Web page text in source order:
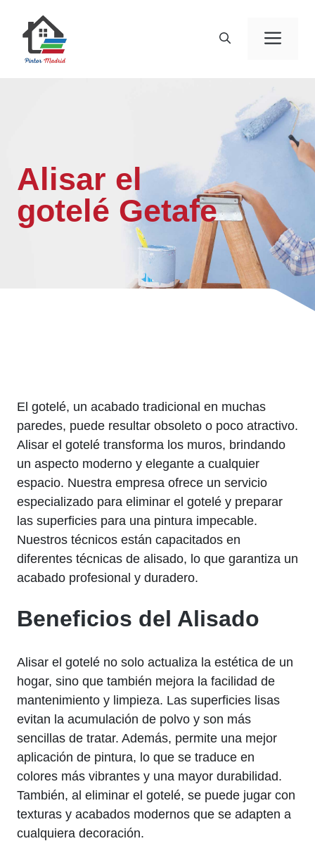
contenido
Alisar el
gotelé Getafe
El gotelé, un acabado tradicional en muchas
paredes, puede resultar obsoleto o poco atractivo.
Alisar el gotelé transforma los muros, brindando
un aspecto moderno y elegante a cualquier
espacio. Nuestra empresa ofrece un servicio
especializado para eliminar el gotelé y preparar
las superficies para una pintura impecable.
Nuestros técnicos están capacitados en
diferentes técnicas de alisado, lo que garantiza un
acabado profesional y duradero.
Beneficios del Alisado
Alisar el gotelé no solo actualiza la estética de un
hogar, sino que también mejora la facilidad de
mantenimiento y limpieza. Las superficies lisas
evitan la acumulación de polvo y son más
sencillas de tratar. Además, permite una mejor
aplicación de pintura, lo que se traduce en
colores más vibrantes y una mayor durabilidad.
También, al eliminar el gotelé, se puede jugar con
texturas y acabados modernos que se adapten a
cualquiera decoración.